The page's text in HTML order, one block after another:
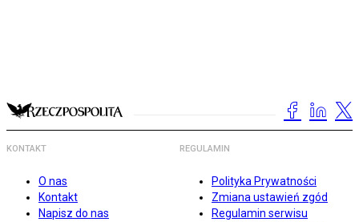
KONTAKT
O nas
Kontakt
Napisz do nas
REGULAMIN
Polityka Prywatności
Zmiana ustawień zgód
Regulamin serwisu